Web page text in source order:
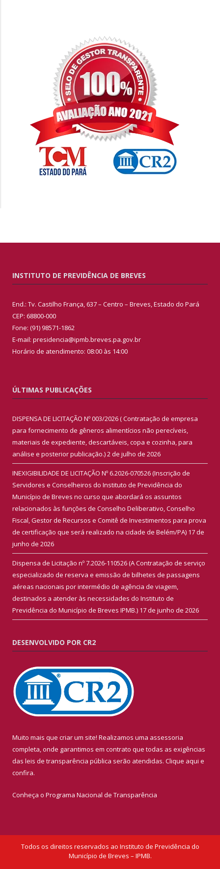
INSTITUTO DE PREVIDÊNCIA DE BREVES
End.: Tv. Castilho França, 637 – Centro – Breves, Estado do Pará
CEP: 68800-000
Fone: (91) 98571-1862
E-mail: presidencia@ipmb.breves.pa.gov.br
Horário de atendimento: 08:00 às 14:00
ÚLTIMAS PUBLICAÇÕES
DISPENSA DE LICITAÇÃO Nº 003/2026 ( Contratação de empresa
para fornecimento de gêneros alimentícios não perecíveis,
materiais de expediente, descartáveis, copa e cozinha, para
análise e posterior publicação.)2 de julho de 2026
INEXIGIBILIDADE DE LICITAÇÃO Nº 6.2026-070526 (Inscrição de
Servidores e Conselheiros do Instituto de Previdência do
Município de Breves no curso que abordará os assuntos
relacionados às funções de Conselho Deliberativo, Conselho
Fiscal, Gestor de Recursos e Comitê de Investimentos para prova
de certificação que será realizado na cidade de Belém/PA) 17 de
junho de 2026
Dispensa de Licitação nº 7.2026-110526 (A Contratação de serviço
especializado de reserva e emissão de bilhetes de passagens
aéreas nacionais por intermédio de agência de viagem,
destinados a atender às necessidades do Instituto de
Previdência do Município de Breves IPMB.) 17 de junho de 2026
DESENVOLVIDO POR CR2
Muito mais que criar um site! Realizamos uma assessoria
completa, onde garantimos em contrato que todas as exigências
das leis de transparência pública serão atendidas. Clique aqui e
confira.
Conheça o Programa Nacional de Transparência
Todos os direitos reservados ao Instituto de Previdência do
Município de Breves – IPMB.